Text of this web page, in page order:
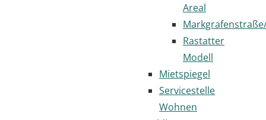
Areal
Rastatter
Modell
Mietspiegel
Servicestelle
Wohnen